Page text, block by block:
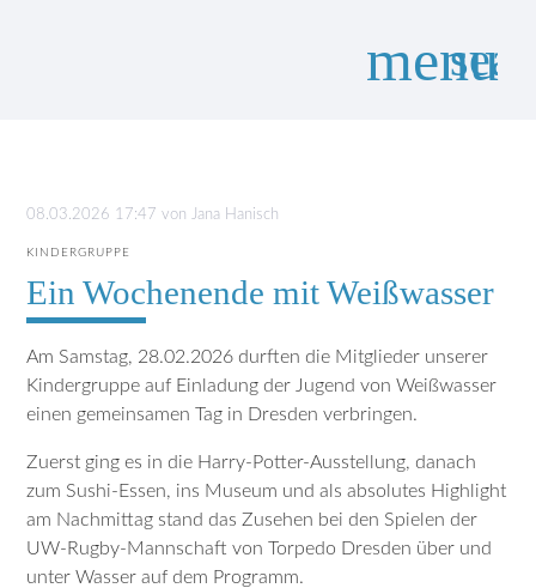
menu
08.03.2026 17:47 vonJana Hanisch
KINDERGRUPPE
Ein Wochenende mit Weißwasser
Am Samstag, 28.02.2026 durften die Mitglieder unserer
Kindergruppe auf Einladung der Jugend von Weißwasser
einen gemeinsamen Tag in Dresden verbringen.
Zuerst ging es in die Harry-Potter-Ausstellung, danach
zum Sushi-Essen, ins Museum und als absolutes Highlight
am Nachmittag stand das Zusehen bei den Spielen der
UW-Rugby-Mannschaft von Torpedo Dresden über und
unter Wasser auf dem Programm.